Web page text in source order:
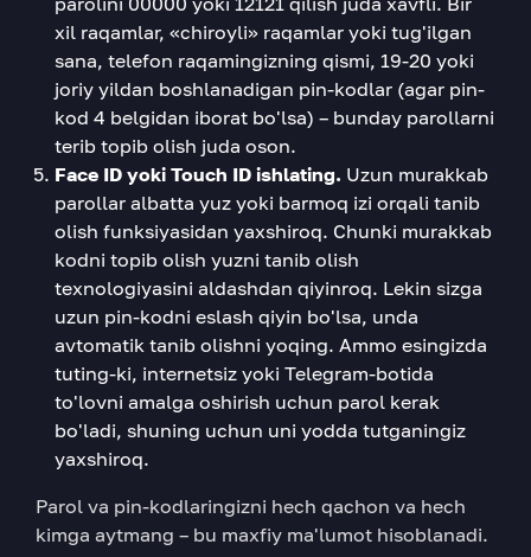
xil raqamlar, «chiroyli» raqamlar yoki tug'ilgan
sana, telefon raqamingizning qismi, 19-20 yoki
joriy yildan boshlanadigan pin-kodlar (agar pin-
kod 4 belgidan iborat bo'lsa) – bunday parollarni
terib topib olish juda oson.
Face ID yoki Touch ID ishlating. Uzun murakkab
parollar albatta yuz yoki barmoq izi orqali tanib
olish funksiyasidan yaxshiroq. Chunki murakkab
kodni topib olish yuzni tanib olish
texnologiyasini aldashdan qiyinroq. Lekin sizga
uzun pin-kodni eslash qiyin bo'lsa, unda
avtomatik tanib olishni yoqing. Ammo esingizda
tuting-ki, internetsiz yoki Telegram-botida
to'lovni amalga oshirish uchun parol kerak
bo'ladi, shuning uchun uni yodda tutganingiz
yaxshiroq.
Parol va pin-kodlaringizni hech qachon va hech
kimga aytmang – bu maxfiy ma'lumot hisoblanadi.